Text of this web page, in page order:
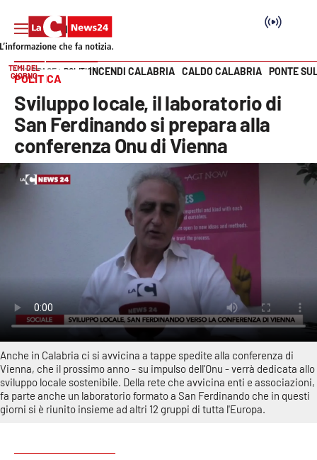
SEZIONI
Cronaca
Politica
Economia e lavoro
Italia Mondo
Sanità
Sport
Cultura
Vai
TEMI DEL
GIORNO
INCENDI CALABRIA CALDO CALABRIA PONTE
HOME PAGE POLITICA
POLITICA
Sviluppo locale, il laboratorio di
San Ferdinando si prepara alla
conferenza Onu di Vienna
Anche in Calabria ci si avvicina a tappe spedite alla conferenza di
Vienna, che il prossimo anno - su impulso dell'Onu - verrà dedicata allo
sviluppo locale sostenibile. Della rete che avvicina enti e associazioni,
fa parte anche un laboratorio formato a San Ferdinando che in questi
giorni si è riunito insieme ad altri 12 gruppi di tutta l'Europa.